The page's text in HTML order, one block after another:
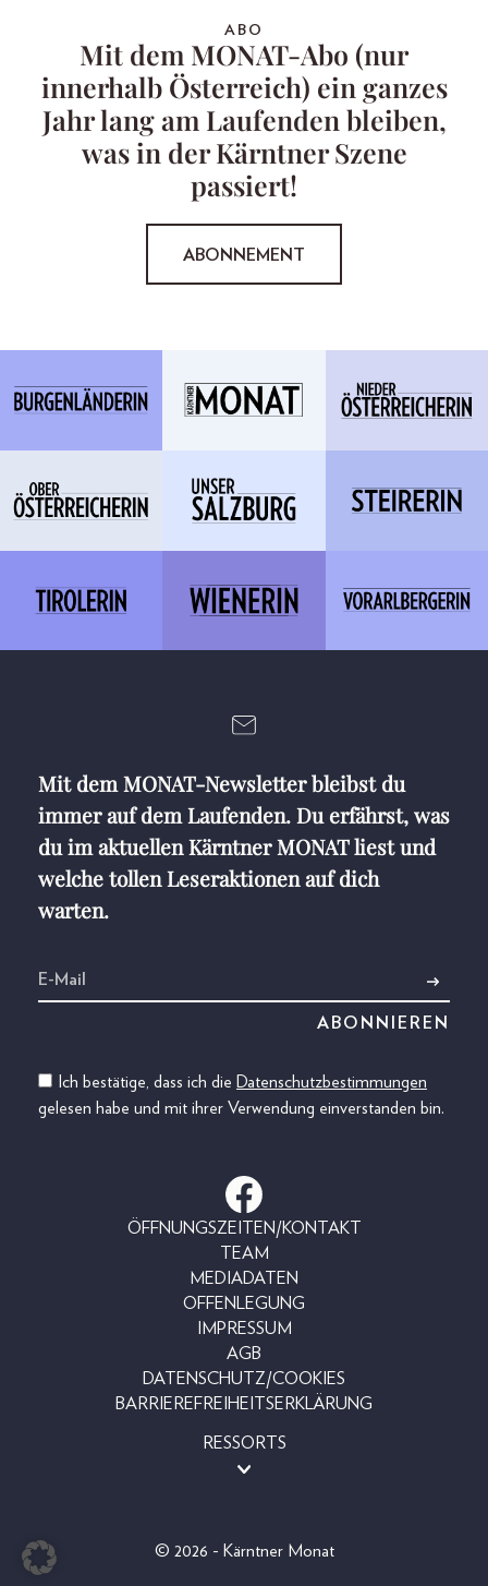
ABO
Mit dem MONAT-Abo (nur
innerhalb Österreich) ein ganzes
Jahr lang am Laufenden bleiben,
was in der Kärntner Szene
passiert!
ABONNEMENT
Mit dem MONAT-Newsletter bleibst du
immer auf dem Laufenden. Du erfährst, was
du im aktuellen Kärntner MONAT liest und
welche tollen Leseraktionen auf dich
warten.
Ich bestätige, dass ich die Datenschutzbestimmungen
gelesen habe und mit ihrer Verwendung einverstanden bin.
ÖFFNUNGSZEITEN/KONTAKT
TEAM
MEDIADATEN
OFFENLEGUNG
IMPRESSUM
AGB
DATENSCHUTZ/COOKIES
BARRIEREFREIHEITSERKLÄRUNG
RESSORTS
© 2026 - Kärntner Monat